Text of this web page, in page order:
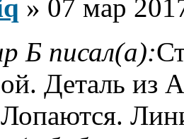
» 07 мар
Б писал(а):
Деталь из